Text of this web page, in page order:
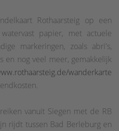
Rothaarsteig op een
papier, met actuele
markeringen, zoals abri's,
en nog veel meer, gemakkelijk
wanderkarte
vanuit Siegen met de RB
rijdt tussen Bad Berleburg en